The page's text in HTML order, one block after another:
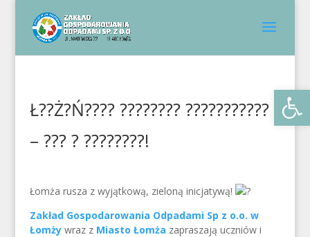
Ł??Ż?Ń???? ???????? ???????????
– ??? ? ????????!
Łomża rusza z wyjątkową, zieloną inicjatywą!
Zakład Gospodarowania Odpadami Sp z o.o. w
Łomżywraz z Miasto Łomża zapraszają uczniów i